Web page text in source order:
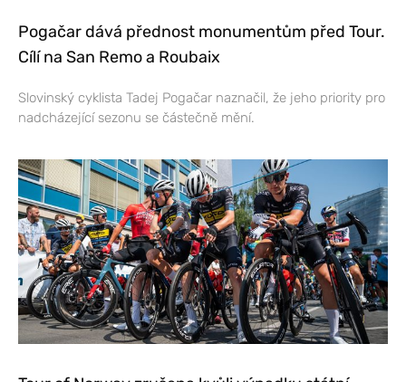
Pogačar dává přednost monumentům před Tour.
Cílí na San Remo a Roubaix
Slovinský cyklista Tadej Pogačar naznačil, že jeho priority pro
nadcházející sezonu se částečně mění.